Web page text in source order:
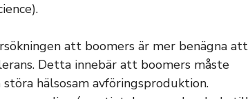
att boomers är mer benägna att
Detta innebär att boomers måste
hälsosam avföringsproduktion.